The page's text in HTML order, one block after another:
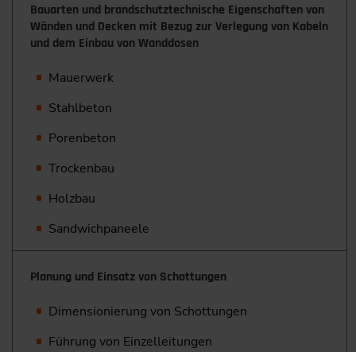
Bauarten und brandschutztechnische Eigenschaften von
Wänden und Decken mit Bezug zur Verlegung von Kabeln
und dem Einbau von Wanddosen
Mauerwerk
Stahlbeton
Porenbeton
Trockenbau
Holzbau
Sandwichpaneele
Planung und Einsatz von Schottungen
Dimensionierung von Schottungen
Führung von Einzelleitungen